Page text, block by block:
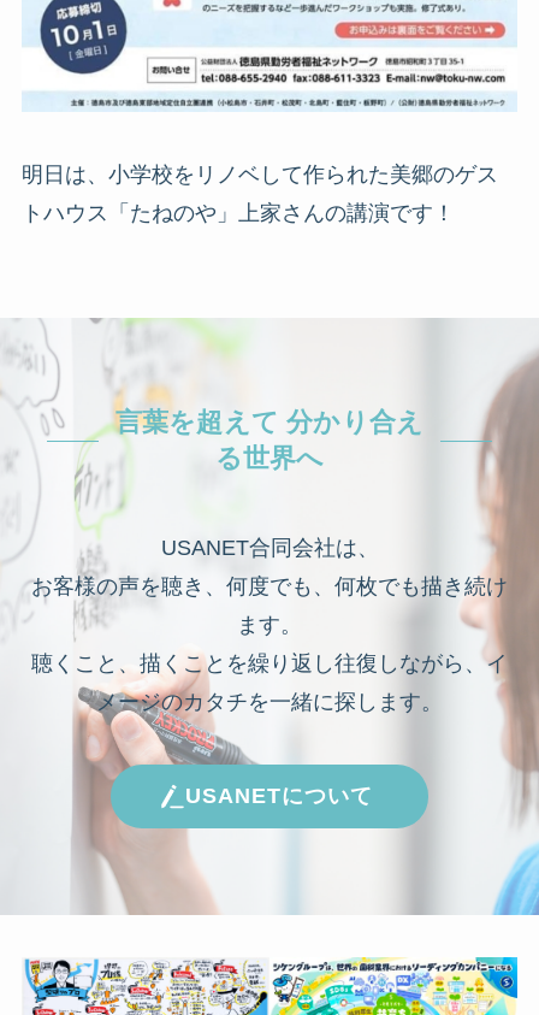
明日は、小学校をリノベして作られた美郷のゲス
トハウス「たねのや」上家さんの講演です！
言葉を超えて 分かり合え
る世界へ
USANET合同会社は、
お客様の声を聴き、何度でも、何枚でも描き続け
ます。
聴くこと、描くことを繰り返し往復しながら、イ
メージのカタチを一緒に探します。
USANETについて